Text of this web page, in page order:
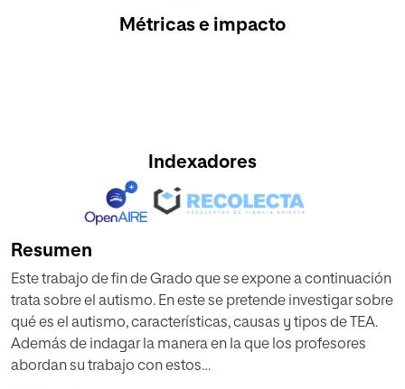
Métricas e impacto
Indexadores
Resumen
Este trabajo de fin de Grado que se expone a continuación
trata sobre el autismo. En este se pretende investigar sobre
qué es el autismo, características, causas y tipos de TEA.
Además de indagar la manera en la que los profesores
abordan su trabajo con estos